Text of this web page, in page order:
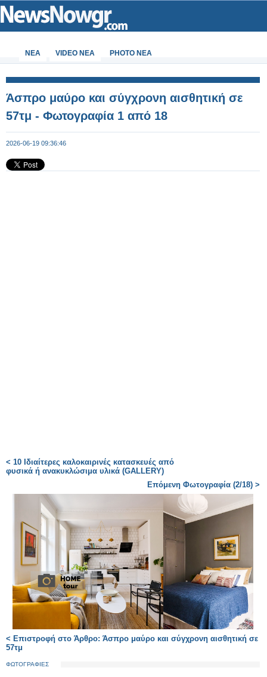
ΝΕΑ VIDEO NEA PHOTO NEA
Άσπρο μαύρο και σύγχρονη αισθητική σε
57τμ - Φωτογραφία 1 από 18
2026-06-19 09:36:46
< 10 Ιδιαίτερες καλοκαιρινές κατασκευές από
φυσικά ή ανακυκλώσιμα υλικά (GALLERY)
Επόμενη Φωτογραφία (2/18) >
< Επιστροφή στο Άρθρο: Άσπρο μαύρο και σύγχρονη αισθητική σε
57τμ
ΦΩΤΟΓΡΑΦΙΕΣ